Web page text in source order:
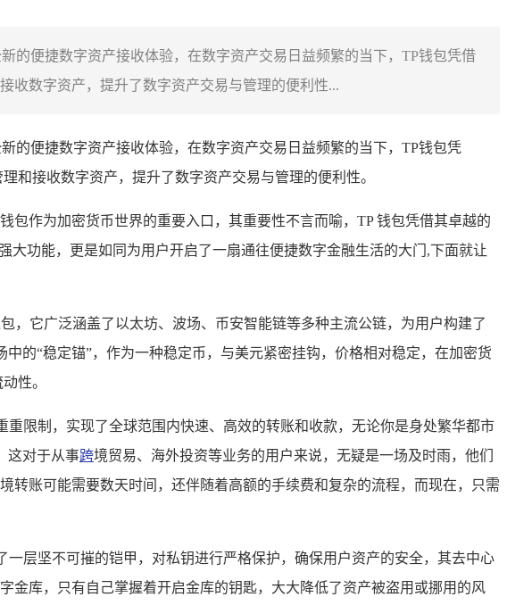
的便捷数字资产接收体验，在数字资产交易日益频繁的当下，TP钱包凭借
收数字资产，提升了数字资产交易与管理的便利性...
的便捷数字资产接收体验，在数字资产交易日益频繁的当下，TP钱包凭
和接收数字资产，提升了数字资产交易与管理的便利性。
作为加密货币世界的重要入口，其重要性不言而喻，TP 钱包凭借其卓越的
功能，更是如同为用户开启了一扇通往便捷数字金融生活的大门,下面就让
，它广泛涵盖了以太坊、波场、币安智能链等多种主流公链，为用户构建了
的“稳定锚”，作为一种稳定币，与美元紧密挂钩，价格相对稳定，在加密货
性。
限制，实现了全球范围内快速、高效的转账和收款，无论你是身处繁华都市
这对于从事跨境贸易、海外投资等业务的用户来说，无疑是一场及时雨，他们
账可能需要数天时间，还伴随着高额的手续费和复杂的流程，而现在，只需
层坚不可摧的铠甲，对私钥进行严格保护，确保用户资产的安全，其去中心
金库，只有自己掌握着开启金库的钥匙，大大降低了资产被盗用或挪用的风